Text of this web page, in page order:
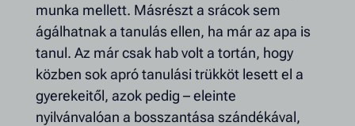
munka mellett. Másrészt a srácok sem
ágálhatnak a tanulás ellen, ha már az apa is
tanul. Az már csak hab volt a tortán, hogy
közben sok apró tanulási trükköt lesett el a
gyerekeitől, azok pedig – eleinte
nyilvánvalóan a bosszantása szándékával,